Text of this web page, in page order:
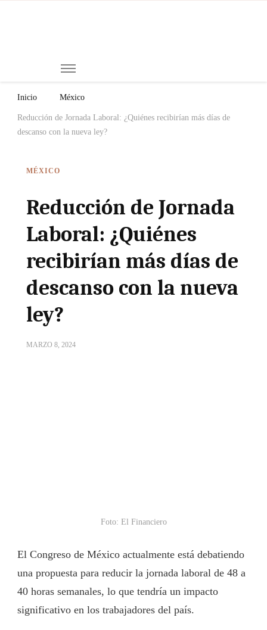
Inicio México
Reducción de Jornada Laboral: ¿Quiénes recibirían más días de
descanso con la nueva ley?
MÉXICO
Reducción de Jornada
Laboral: ¿Quiénes
recibirían más días de
descanso con la nueva
ley?
MARZO 8, 2024
Foto: El Financiero
El Congreso de México actualmente está debatiendo
una propuesta para reducir la jornada laboral de 48 a
40 horas semanales, lo que tendría un impacto
significativo en los trabajadores del país.